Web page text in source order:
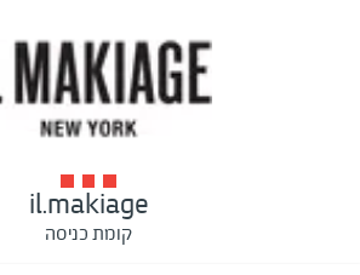
il.makiage
קומת כניסה